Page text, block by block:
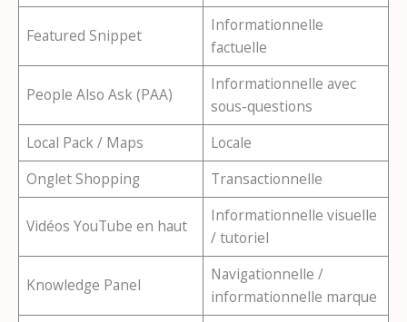
Featured Snippet
Informationnelle
factuelle
People Also Ask (PAA)
Informationnelle avec
sous-questions
Local Pack / Maps
Locale
Onglet Shopping
Transactionnelle
Vidéos YouTube en haut
Informationnelle visuelle
/ tutoriel
Knowledge Panel
Navigationnelle /
informationnelle marque